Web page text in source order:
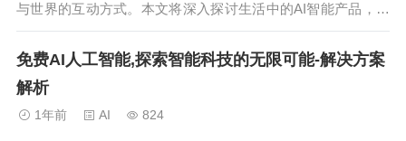
与世界的互动方式。本文将深入探讨生活中的AI智能产品，分
析其应用、优势及未来发展趋势。...
免费AI人工智能,探索智能科技的无限可能-解决方案
解析
1年前 AI 824